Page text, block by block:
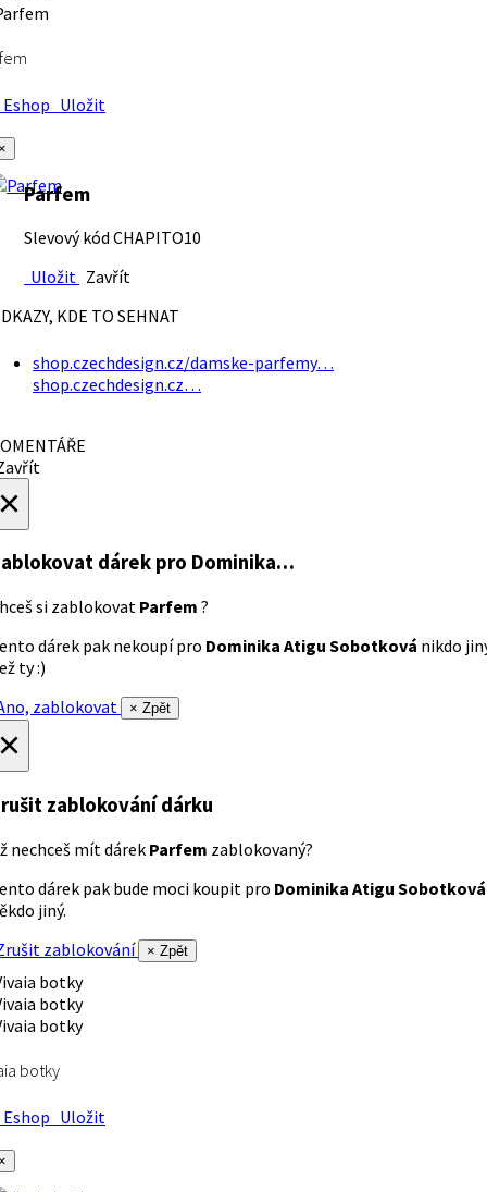
Uložit
Parfem
Slevový kód CHAPITO10
Uložit Zavřít
KDE TO SEHNAT
shop.czechdesign.cz/damske-parfemy…
shop.czechdesign.cz…
dárek pro Dominika…
si zablokovat Parfem ?
dárek pak nekoupí pro Dominika Atigu Sobotková nikdo
ty :)
zablokovat
× Zpět
zablokování dárku
nechceš mít dárek Parfem zablokovaný?
dárek pak bude moci koupit pro Dominika Atigu Sobotková
jiný.
zablokování
× Zpět
botky
Uložit